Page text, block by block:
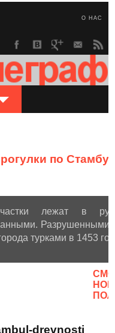
О НАС
по
лежат в
Разрушенными
турками в 1453
drevnosti